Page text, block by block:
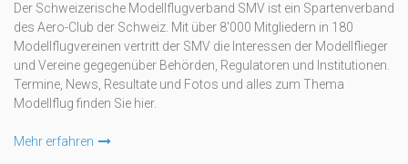
Der Schweizerische Modellflugverband SMV ist ein Spartenverband
des Aero-Club der Schweiz. Mit über 8'000 Mitgliedern in 180
Modellflugvereinen vertritt der SMV die Interessen der Modellflieger
und Vereine gegegenüber Behörden, Regulatoren und Institutionen.
Termine, News, Resultate und Fotos und alles zum Thema
Modellflug finden Sie hier.
Mehr erfahren